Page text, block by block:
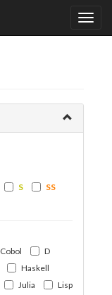
S
SS
Cobol
D
Haskell
Julia
Lisp